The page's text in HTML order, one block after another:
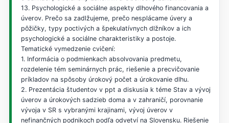
13. Psychologické a sociálne aspekty dlhového financovania a
úverov. Prečo sa zadlžujeme, prečo nesplácame úvery a
pôžičky, typy poctivých a špekulatívnych dlžníkov a ich
psychologické a sociálne charakteristiky a postoje.
Tematické vymedzenie cvičení:
1. Informácia o podmienkach absolvovania predmetu,
rozdelenie tém seminárnych prác, riešenie a precvičovanie
príkladov na spôsoby úrokový počet a úrokovanie dlhu.
2. Prezentácia študentov v ppt a diskusia k téme Stav a vývoj
úverov a úrokových sadzieb doma a v zahraničí, porovnanie
vývoja v SR s vybranými krajinami, vývoj úverov v
nefinančných podnikoch podľa odvetví na Slovensku. Riešenie